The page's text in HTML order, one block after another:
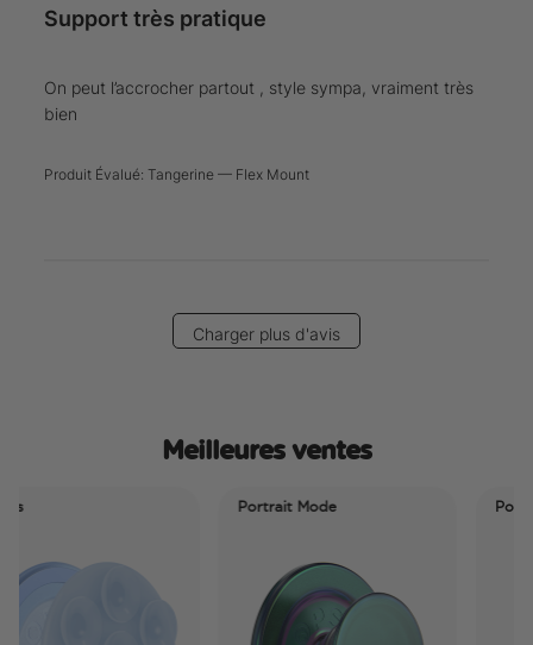
Support très pratique
On peut l’accrocher partout , style sympa, vraiment très
bien
Produit Évalué: Tangerine — Flex Mount
Charger plus d'avis
Meilleures ventes
Portrait Mode Portrait